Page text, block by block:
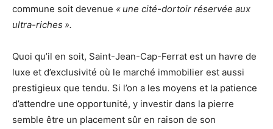
commune soit devenue « une cité-dortoir réservée aux
ultra-riches ».
Quoi qu’il en soit, Saint-Jean-Cap-Ferrat est un havre de
luxe et d’exclusivité où le marché immobilier est aussi
prestigieux que tendu. Si l’on a les moyens et la patience
d’attendre une opportunité, y investir dans la pierre
semble être un placement sûr en raison de son